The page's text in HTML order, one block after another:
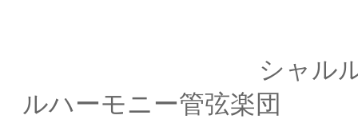
シャルル・デュト
ルハーモニー管弦楽団